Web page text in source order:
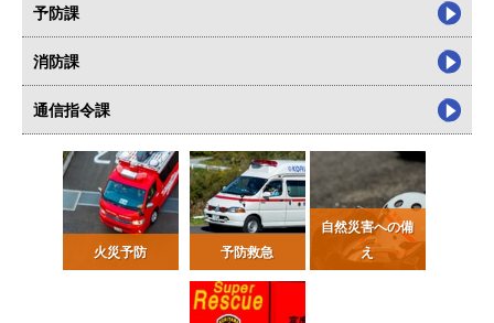
予防課
消防課
通信指令課
火災予防 予防救急
自然災害への備
え